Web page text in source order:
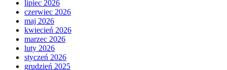
lipiec 2026
czerwiec 2026
maj 2026
kwiecień 2026
marzec 2026
luty 2026
styczeń 2026
grudzień 2025